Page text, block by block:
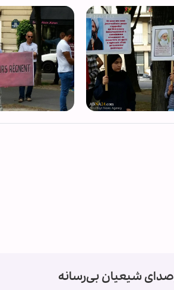
صدای شیعیان بی‌رسانه